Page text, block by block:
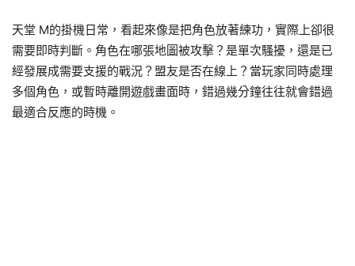
天堂 M的掛機日常，看起來像是把角色放著練功，實際上卻很
需要即時判斷。角色在哪張地圖被攻擊？是單次騷擾，還是已
經發展成需要支援的戰況？盟友是否在線上？當玩家同時處理
多個角色，或暫時離開遊戲畫面時，錯過幾分鐘往往就會錯過
最適合反應的時機。